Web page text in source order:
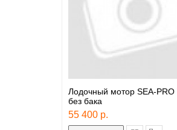
Лодочный мотор SEA-PRO
без бака
55 400 р.